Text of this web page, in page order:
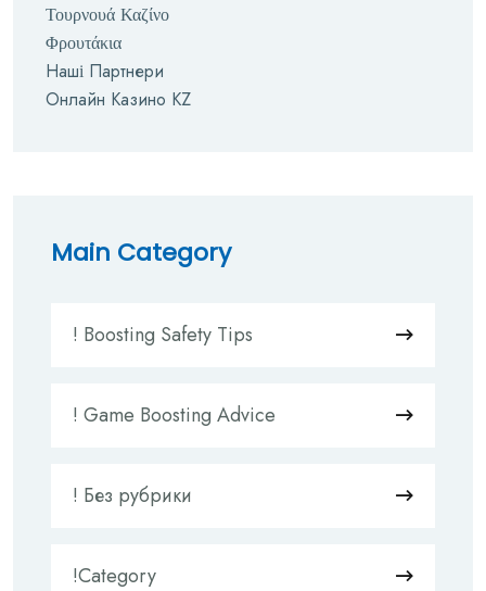
Τουρνουά Καζίνο
Φρουτάκια
Наші Партнери
Онлайн Казино KZ
Main Category
! Boosting Safety Tips
! Game Boosting Advice
! Без рубрики
!Category